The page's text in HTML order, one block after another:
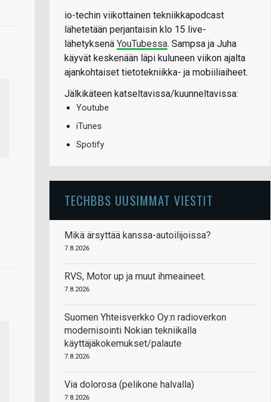
io-techin viikottainen tekniikkapodcast
lähetetään perjantaisin klo 15 live-
lähetyksenä YouTubessa. Sampsa ja Juha
käyvät keskenään läpi kuluneen viikon ajalta
ajankohtaiset tietotekniikka- ja mobiiliaiheet.
Jälkikäteen katseltavissa/kuunneltavissa:
Youtube
iTunes
Spotify
TECHBBS UUSIMMAT VIESTIT
Mikä ärsyttää kanssa-autoilijoissa?
7.8.2026
RVS, Motor up ja muut ihmeaineet.
7.8.2026
Suomen Yhteisverkko Oy:n radioverkon
modernisointi Nokian tekniikalla
käyttäjäkokemukset/palaute
7.8.2026
Via dolorosa (pelikone halvalla)
7.8.2026